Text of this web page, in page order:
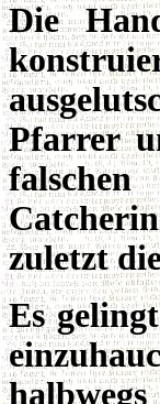
Die
Pfarrer
zuletzt
Es